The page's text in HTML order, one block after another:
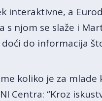
interaktivne, a
a s njom se slaže i
doći do informacija
koliko je za
Centra: “Kroz